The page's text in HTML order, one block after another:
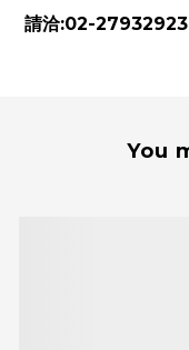
請洽:02-27932923
You